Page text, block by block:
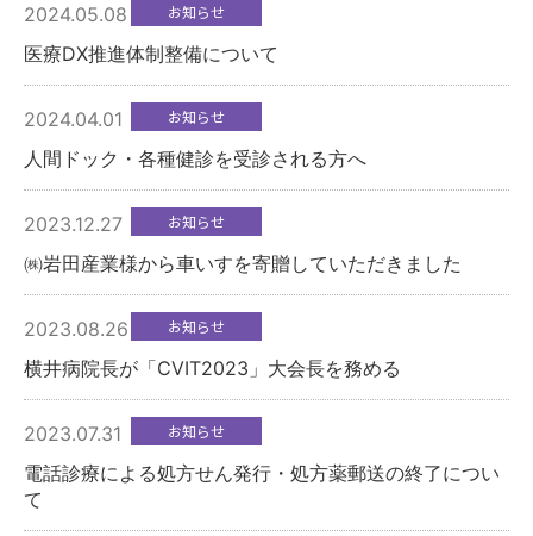
プライバシーポリシー
お問い合わせ
予約専用電話
TEL.092-832-1226
受付時間
8：00～12：30／13：30～16：30
2024.05.08 お知らせ
医療DX推進体制整備について
2024.04.01 お知らせ
人間ドック・各種健診を受診される方へ
2023.12.27 お知らせ
㈱岩田産業様から車いすを寄贈していただきました
2023.08.26 お知らせ
横井病院長が「CVIT2023」大会長を務める
2023.07.31 お知らせ
電話診療による処方せん発行・処方薬郵送の終了につい
て